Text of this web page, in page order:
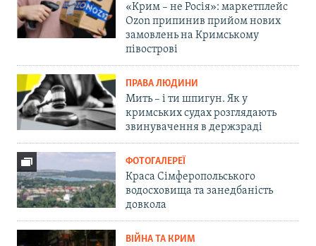
«Крим – не Росія»: маркетплейс
Ozon припинив прийом нових
замовлень на Кримському
півострові
ПРАВА ЛЮДИНИ
Мить – і ти шпигун. Як у
кримських судах розглядають
звинувачення в держзраді
ФОТОГАЛЕРЕЇ
Краса Сімферопольського
водосховища та занедбаність
довкола
ВІЙНА ТА КРИМ